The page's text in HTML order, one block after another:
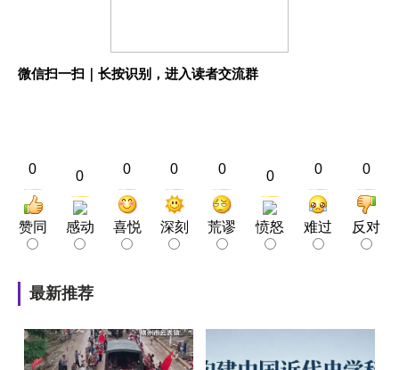
微信扫一扫｜长按识别，进入读者交流群
0
赞同
0
感动
0
喜悦
0
深刻
0
荒谬
0
愤怒
0
难过
0
反对
最新推荐